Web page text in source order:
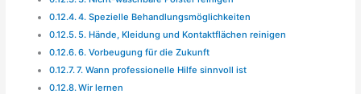
4. Spezielle Behandlungsmöglichkeiten
5. Hände, Kleidung und Kontaktflächen reinigen
6. Vorbeugung für die Zukunft
7. Wann professionelle Hilfe sinnvoll ist
Wir lernen